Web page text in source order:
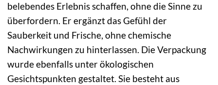
belebendes Erlebnis schaffen, ohne die Sinne zu
überfordern. Er ergänzt das Gefühl der
Sauberkeit und Frische, ohne chemische
Nachwirkungen zu hinterlassen. Die Verpackung
wurde ebenfalls unter ökologischen
Gesichtspunkten gestaltet. Sie besteht aus